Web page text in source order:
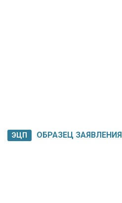
ЭЦП ОБРАЗЕЦ ЗАЯВЛЕНИЯ